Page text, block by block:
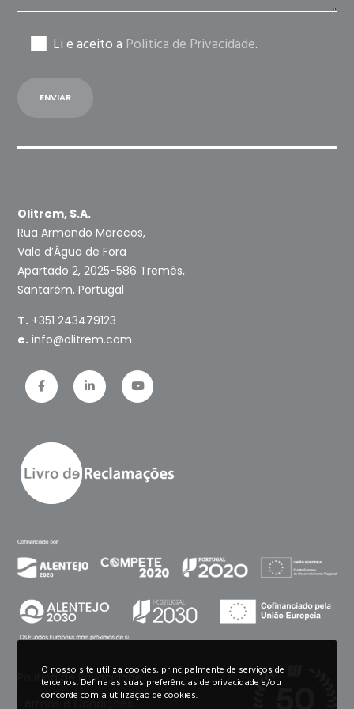
Li e aceito a Politica de Privacidade.
Olitrem, S.A.
Rua Armando Marecos,
Vale d’Água de Fora
Apartado 2, 2025-586 Tremês,
Santarém, Portugal
T. +351 243479123
e. info@olitrem.com
Política de Privacidade
O nosso site utiliza cookies, principalmente de serviços de
terceiros. Defina as suas preferências de privacidade e/ou
concorde com a utilização de cookies.